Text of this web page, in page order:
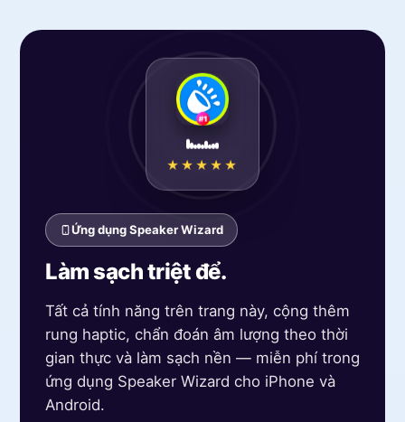
Ứng dụng Speaker Wizard
Làm sạch triệt để.
Tất cả tính năng trên trang này, cộng thêm
rung haptic, chẩn đoán âm lượng theo thời
gian thực và làm sạch nền — miễn phí trong
ứng dụng Speaker Wizard cho iPhone và
Android.
★★★★★